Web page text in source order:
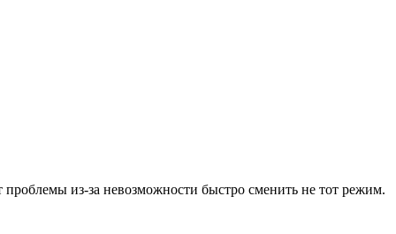
из-за невозможности быстро сменить не тот режим.